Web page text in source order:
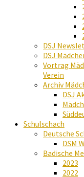
DSJ
DSJ
Vortrag
Verein
Archiv
DSJ
Schulschach
Deutsche
DSM
Badische
2023
2022